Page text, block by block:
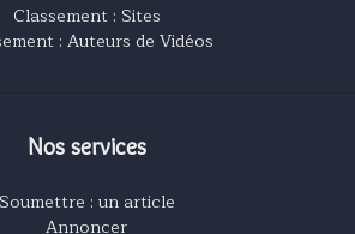
Classement : Sites
: Auteurs de Vidéos
Nos services
Soumettre : un article
Annoncer